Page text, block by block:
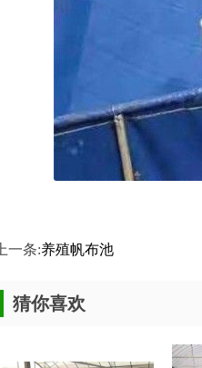
上一条:养殖帆布池
猜你喜欢